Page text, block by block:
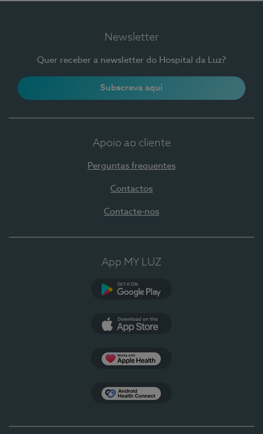
Newsletter
Quer receber a newsletter do Hospital da Luz?
Subscreva aqui
Apoio ao cliente
Perguntas frequentes
Contactos
Contacte-nos
App MY LUZ